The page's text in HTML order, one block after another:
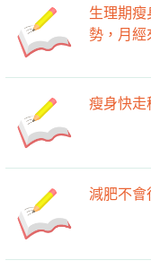
生理期
勢，月經
瘦身快
減肥不